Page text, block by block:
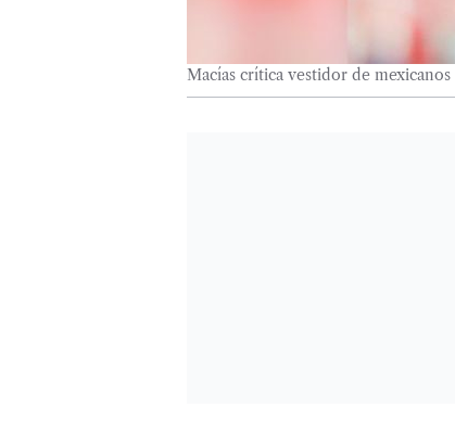
Macías crítica vestidor de mexicanos